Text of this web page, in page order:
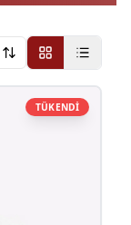
Onerilen
TÜKENDİ